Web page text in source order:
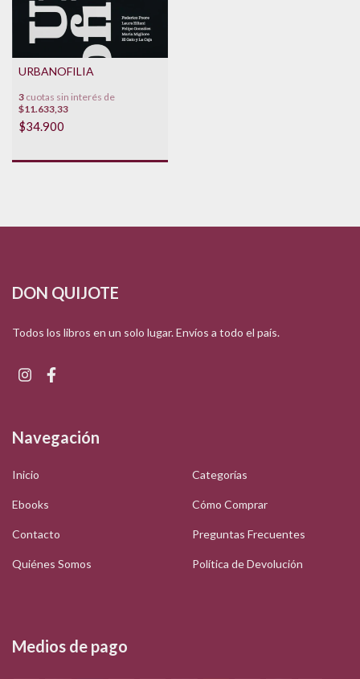
URBANOFILIA
3 cuotas sin interés de
$11.633,33
$34.900
DON QUIJOTE
Todos los libros en un solo lugar. Envíos a todo el país.
Navegación
Inicio Categorías
Ebooks Cómo Comprar
Contacto Preguntas Frecuentes
Quiénes Somos Política de Devolución
Medios de pago